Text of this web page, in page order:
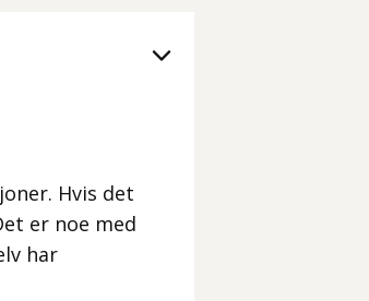
Hvis det
er noe med
har